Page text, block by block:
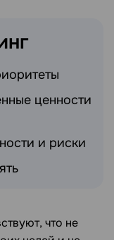
ценности
и риски
что не